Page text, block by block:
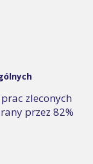
zleconych
przez 82%